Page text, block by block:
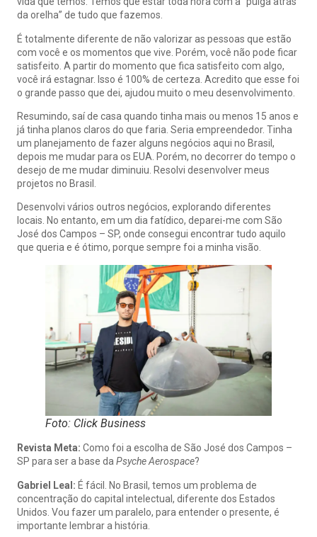
da orelha” de tudo que fazemos.
É totalmente diferente de não valorizar as pessoas que estão
com você e os momentos que vive. Porém, você não pode ficar
satisfeito. A partir do momento que fica satisfeito com algo,
você irá estagnar. Isso é 100% de certeza. Acredito que esse foi
o grande passo que dei, ajudou muito o meu desenvolvimento.
Resumindo, saí de casa quando tinha mais ou menos 15 anos e
já tinha planos claros do que faria. Seria empreendedor. Tinha
um planejamento de fazer alguns negócios aqui no Brasil,
depois me mudar para os EUA. Porém, no decorrer do tempo o
desejo de me mudar diminuiu. Resolvi desenvolver meus
projetos no Brasil.
Desenvolvi vários outros negócios, explorando diferentes
locais. No entanto, em um dia fatídico, deparei-me com São
José dos Campos – SP, onde consegui encontrar tudo aquilo
que queria e é ótimo, porque sempre foi a minha visão.
Foto: Click Business
Revista Meta: Como foi a escolha de São José dos Campos –
SP para ser a base da Psyche Aerospace?
Gabriel Leal: É fácil. No Brasil, temos um problema de
concentração do capital intelectual, diferente dos Estados
Unidos. Vou fazer um paralelo, para entender o presente, é
importante lembrar a história.